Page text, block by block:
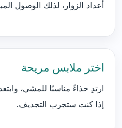
أعداد الزوار، لذلك الوصول
اختر ملابس مريحة
ارتدِ حذاءً مناسبًا للمشي،
إذا كنت ستجرب التجديف.